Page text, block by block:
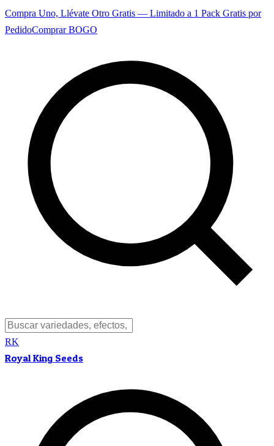
Compra Uno, Llévate Otro Gratis — Limitado a 1 Pack Gratis por
PedidoComprar BOGO
RK
Royal King Seeds